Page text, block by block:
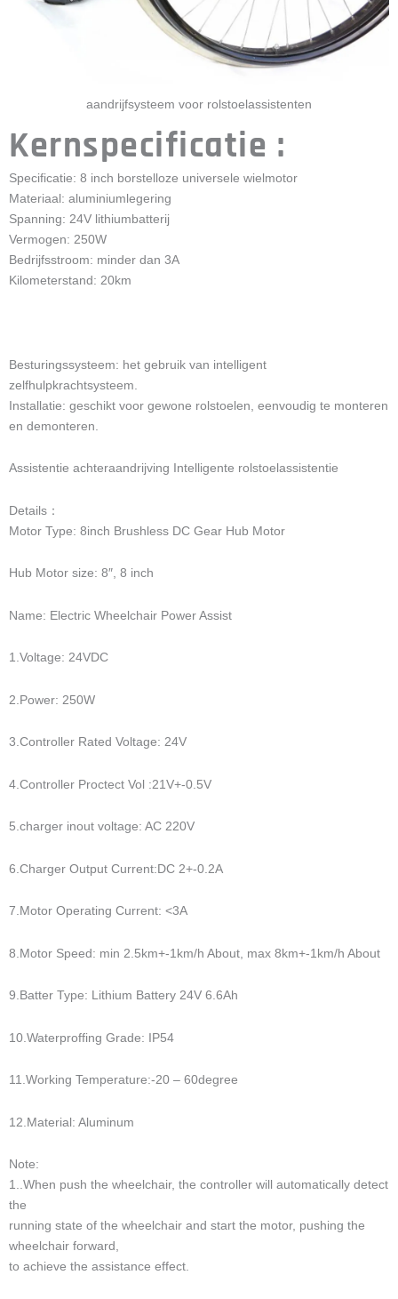
aandrijfsysteem voor rolstoelassistenten
Kernspecificatie :
Specificatie: 8 inch borstelloze universele wielmotor
Materiaal: aluminiumlegering
Spanning: 24V lithiumbatterij
Vermogen: 250W
Bedrijfsstroom: minder dan 3A
Kilometerstand: 20km
Besturingssysteem: het gebruik van intelligent
zelfhulpkrachtsysteem.
Installatie: geschikt voor gewone rolstoelen, eenvoudig te monteren
en demonteren.
Assistentie achteraandrijving Intelligente rolstoelassistentie
Details：
Motor Type: 8inch Brushless DC Gear Hub Motor
Hub Motor size: 8″, 8 inch
Name: Electric Wheelchair Power Assist
1.Voltage: 24VDC
2.Power: 250W
3.Controller Rated Voltage: 24V
4.Controller Proctect Vol :21V+-0.5V
5.charger inout voltage: AC 220V
6.Charger Output Current:DC 2+-0.2A
7.Motor Operating Current: <3A
8.Motor Speed: min 2.5km+-1km/h About, max 8km+-1km/h About
9.Batter Type: Lithium Battery 24V 6.6Ah
10.Waterproffing Grade: IP54
11.Working Temperature:-20 – 60degree
12.Material: Aluminum
Note:
1..When push the wheelchair, the controller will automatically detect
the
running state of the wheelchair and start the motor, pushing the
wheelchair forward,
to achieve the assistance effect.